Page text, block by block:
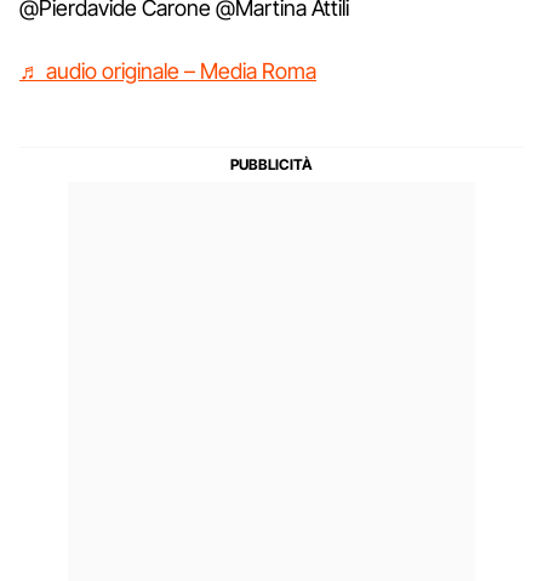
@Pierdavide Carone @Martina Attili
♬ audio originale – Media Roma